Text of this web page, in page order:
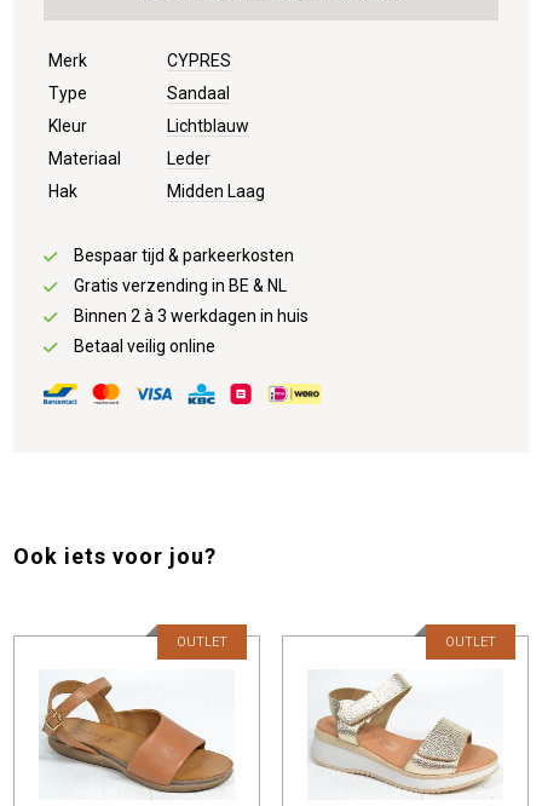
Merk
CYPRES
Type
Sandaal
Kleur
Lichtblauw
Materiaal
Leder
Hak
Midden Laag
Bespaar tijd & parkeerkosten
Gratis verzending in BE & NL
Binnen 2 à 3 werkdagen in huis
Betaal veilig online
Ook iets voor jou?
OUTLET OUTLET